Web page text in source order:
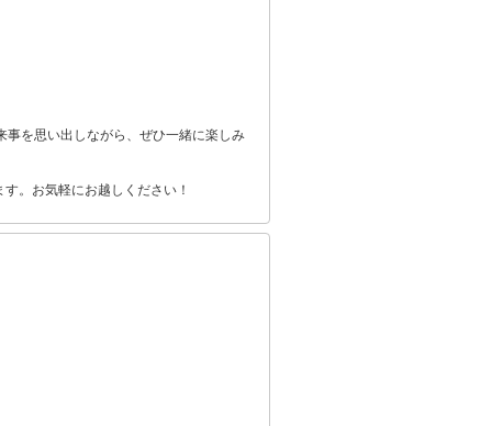
を思い出しながら、ぜひ一緒に楽しみ
。お気軽にお越しください！